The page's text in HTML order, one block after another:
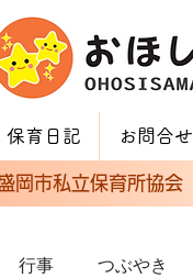
保育日記 お問合せ
岡市私立保育所協会
行事 つぶやき